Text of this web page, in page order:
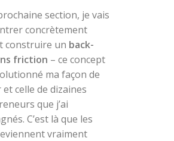
section, je vais
concrètement
construire un back-
friction – ce concept
ma façon de
celle de dizaines
que j’ai
C’est là que les
vraiment